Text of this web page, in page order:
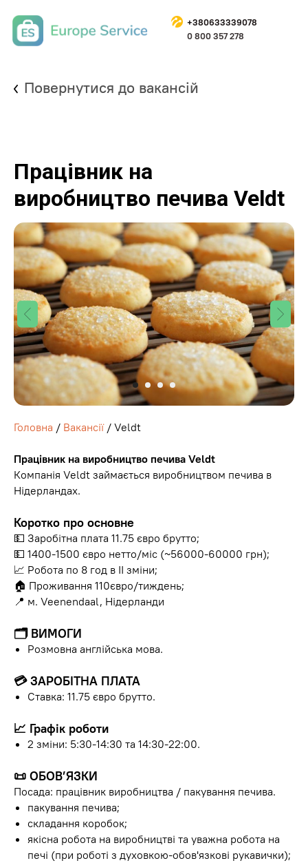
+380633339078
0 800 357 278
Повернутися до вакансій
Працівник на
виробництво печива Veldt
Головна / Вакансії/ Veldt
Працівник на виробництво печива Veldt
Компанія Veldt займається виробництвом печива в
Нідерландах.
Коротко про основне
💵 Заробітна плата 11.75 євро брутто;
💵 1400-1500 євро нетто/міс (~56000-60000 грн);
📈 Робота по 8 год в ІІ зміни;
🏠 Проживання 110євро/тиждень;
📍 м. Veenendaal, Нідерланди
🗂 ВИМОГИ
Розмовна англійська мова.
💳 ЗАРОБІТНА ПЛАТА
Ставка: 11.75 євро брутто.
📈 Графік роботи
2 зміни: 5:30-14:30 та 14:30-22:00.
📜 ОБОВ’ЯЗКИ
Посада: працівник виробництва / пакування печива.
пакування печива;
складання коробок;
якісна робота на виробництві та уважна робота на
печі (при роботі з духовкою-обов'язкові рукавички);